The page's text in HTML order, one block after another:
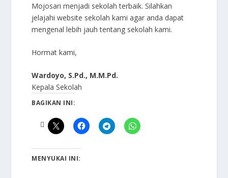
Mojosari menjadi sekolah terbaik. Silahkan
jelajahi website sekolah kami agar anda dapat
mengenal lebih jauh tentang sekolah kami.
Hormat kami,
Wardoyo, S.Pd., M.M.Pd.
Kepala Sekolah
BAGIKAN INI:
MENYUKAI INI: